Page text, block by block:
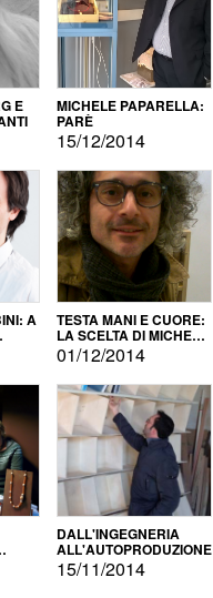
E MICHELE PAPARELLA:
PARÈ
15/12/2014
A TESTA MANI E CUORE:
LA SCELTA DI MICHELE
BARBERIO
01/12/2014
DALL'INGEGNERIA
ALL'AUTOPRODUZIONE
15/11/2014